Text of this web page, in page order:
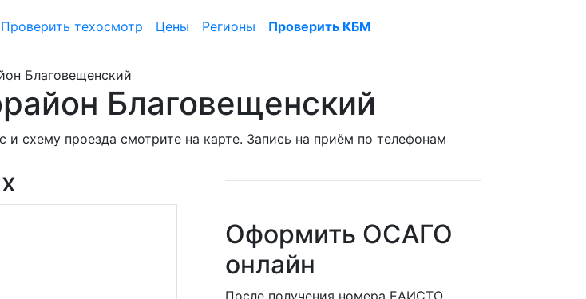
Проверить техосмотр Цены Регионы Проверить КБМ
Благовещенский
Благовещенский
схему проезда смотрите на карте. Запись на приём по телефонам
Оформить ОСАГО
онлайн
После получения номера ЕАИСТО